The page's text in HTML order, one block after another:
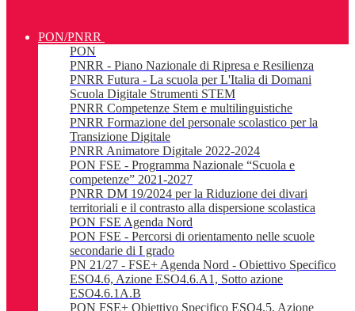
PON/PNRR
PON
PNRR - Piano Nazionale di Ripresa e Resilienza
PNRR Futura - La scuola per L'Italia di Domani
Scuola Digitale Strumenti STEM
PNRR Competenze Stem e multilinguistiche
PNRR Formazione del personale scolastico per la
Transizione Digitale
PNRR Animatore Digitale 2022-2024
PON FSE - Programma Nazionale “Scuola e
competenze” 2021-2027
PNRR DM 19/2024 per la Riduzione dei divari
territoriali e il contrasto alla dispersione scolastica
PON FSE Agenda Nord
PON FSE - Percorsi di orientamento nelle scuole
secondarie di I grado
PN 21/27 - FSE+ Agenda Nord - Obiettivo Specifico
ESO4.6, Azione ESO4.6.A1, Sotto azione
ESO4.6.1A.B
PON FSE+ Obiettivo Specifico ESO4.5, Azione